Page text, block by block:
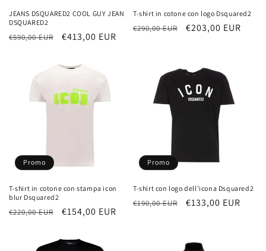
JEANS DSQUARED2 COOL GUY JEAN
DSQUARED2
Prezzo
€590,00 EUR
Prezzo
€413,00 EUR
T-shirt in cotone con logo Dsquared2
Prezzo
€290,00 EUR
Prezzo
€203,00 EUR
Promo
T-shirt in cotone con stampa icon
blur Dsquared2
Prezzo
€220,00 EUR
Prezzo
€154,00 EUR
Promo
T-shirt con logo dell'icona Dsquared2
Prezzo
€190,00 EUR
Prezzo
€133,00 EUR